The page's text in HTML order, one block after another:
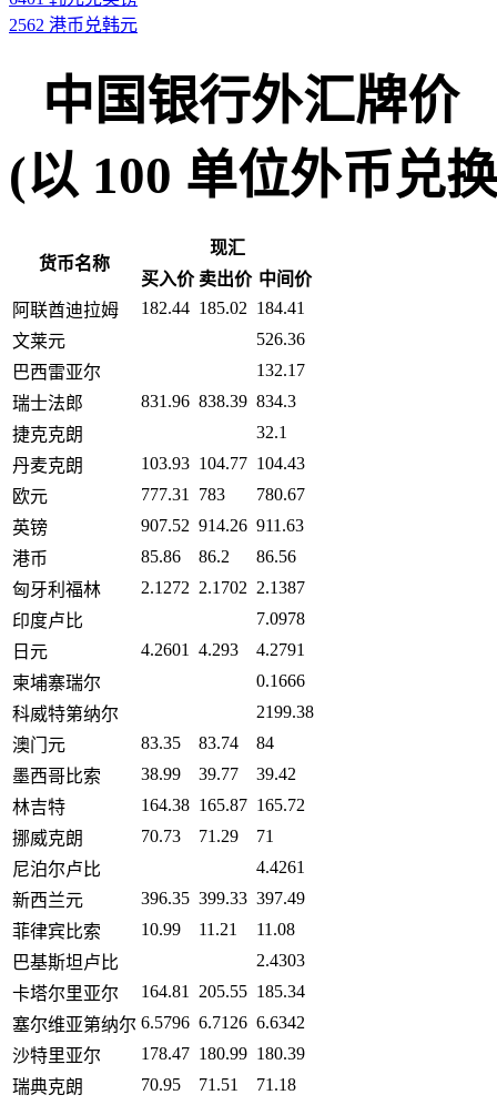
2562 港币兑韩元
中国银行外汇牌价
(以 100 单位外币兑
货币名称
现汇
买入价 卖出价 中间价
阿联酋迪拉姆
182.44 185.02 184.41
文莱元
526.36
巴西雷亚尔
132.17
瑞士法郎
831.96 838.39 834.3
捷克克朗
32.1
丹麦克朗
103.93 104.77 104.43
欧元
777.31 783
780.67
英镑
907.52 914.26 911.63
港币
85.86 86.2
86.56
匈牙利福林
2.1272 2.1702 2.1387
印度卢比
7.0978
日元
4.2601 4.293
4.2791
柬埔寨瑞尔
0.1666
科威特第纳尔
2199.38
澳门元
83.35 83.74
84
墨西哥比索
38.99 39.77
39.42
林吉特
164.38 165.87 165.72
挪威克朗
70.73 71.29
71
尼泊尔卢比
4.4261
新西兰元
396.35 399.33 397.49
菲律宾比索
10.99 11.21
11.08
巴基斯坦卢比
2.4303
卡塔尔里亚尔
164.81 205.55 185.34
塞尔维亚第纳尔 6.5796 6.7126 6.6342
沙特里亚尔
178.47 180.99 180.39
瑞典克朗
70.95 71.51
71.18